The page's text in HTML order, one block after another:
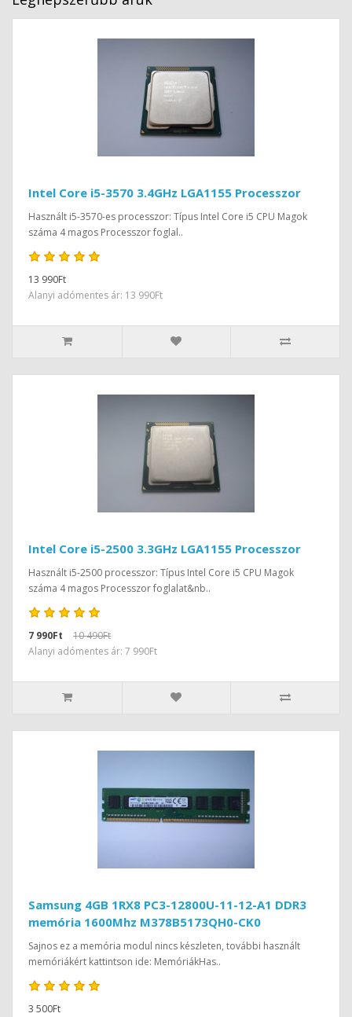
Intel Core i5-3570 3.4GHz LGA1155 Processzor
Használt i5-3570-es processzor: Típus Intel Core i5 CPU Magok
száma 4 magos Processzor foglal..
13 990Ft
Alanyi adómentes ár: 13 990Ft
Intel Core i5-2500 3.3GHz LGA1155 Processzor
Használt i5-2500 processzor: Típus Intel Core i5 CPU Magok
száma 4 magos Processzor foglalat&nb..
7 990Ft
10 490Ft
Alanyi adómentes ár: 7 990Ft
Samsung 4GB 1RX8 PC3-12800U-11-12-A1 DDR3
memória 1600Mhz M378B5173QH0-CK0
Sajnos ez a memória modul nincs készleten, további használt
memóriákért kattintson ide: MemóriákHas..
3 500Ft